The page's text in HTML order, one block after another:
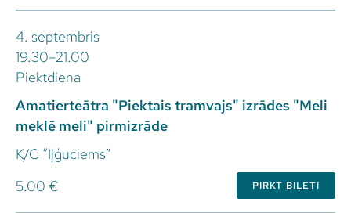
4. septembris
19.30–21.00
Piektdiena
Amatierteātra "Piektais tramvajs" izrādes "Meli
meklē meli" pirmizrāde
K/C “Iļģuciems”
5.00 €
PIRKT BIĻETI